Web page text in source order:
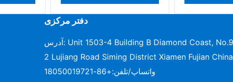
دفتر مرکزی
آدرس: Unit 1503-4 Building B Diamond Coast, No.96-
2 Lujiang Road Siming District Xiamen Fujian China
واتساپ/تلفن:+86-18050019721